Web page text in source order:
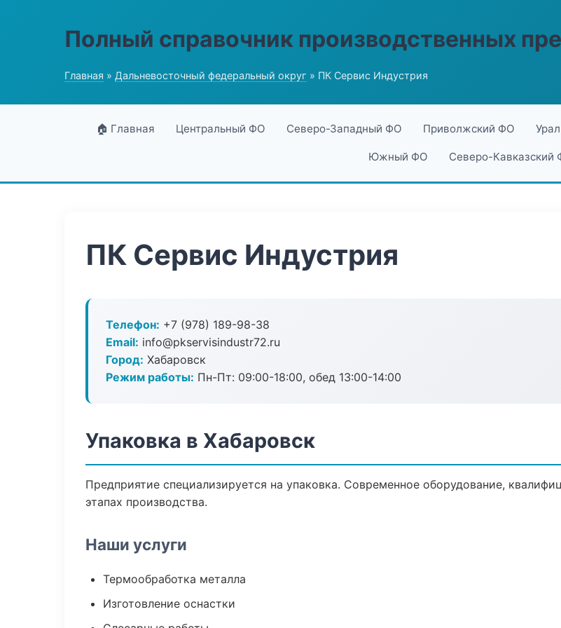
Полный справочник производственных
Главная » Дальневосточный федеральный округ » ПК Сервис Индустрия
🏠 Главная Центральный ФО Северо-Западный ФО Приволжский ФО
Южный ФО Северо-Кавказский
ПК Сервис Индустрия
Телефон: +7 (978) 189-98-38
Email: info@pkservisindustr72.ru
Город: Хабаровск
Режим работы: Пн-Пт: 09:00-18:00, обед 13:00-14:00
Упаковка в Хабаровск
Предприятие специализируется на упаковка. Современное оборудование,
этапах производства.
Наши услуги
Термообработка металла
Изготовление оснастки